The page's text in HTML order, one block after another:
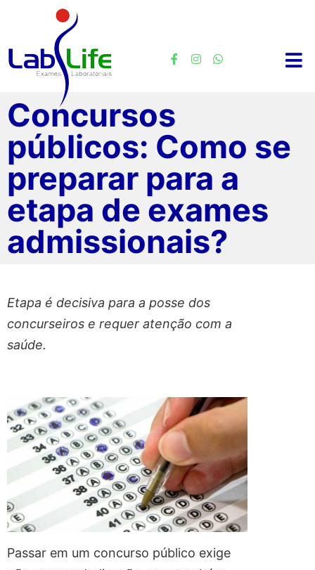
Concursos
públicos: Como se
preparar para a
etapa de exames
admissionais?
Etapa é decisiva para a posse dos
concurseiros e requer atenção com a
saúde.
Passar em um concurso público exige